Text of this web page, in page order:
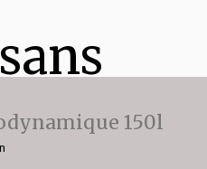
150l